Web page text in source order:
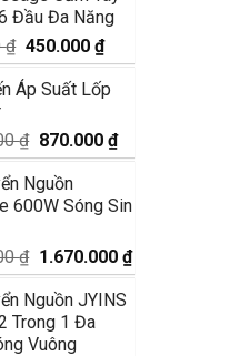
1.990.000 ₫.
Đầu Đa Năng
₫ Giá
gốc
là:
450.000₫Giá
hiện
tại
450.000 ₫.
Áp Suất Lốp
₫ Giá
gốc
là:
1.250.000 ₫.
870.000₫Giá
hiện
là:
Nguồn
600W Sóng Sin
₫ Giá
gốc
là:
1.950.000 ₫.
1.670.000₫Giá
hiện
Nguồn JYINS
Trong 1 Đa
Vuông